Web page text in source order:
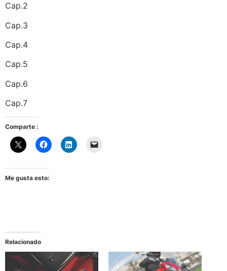
Cap.2
Cap.3
Cap.4
Cap.5
Cap.6
Cap.7
Comparte :
Me gusta esto:
Relacionado